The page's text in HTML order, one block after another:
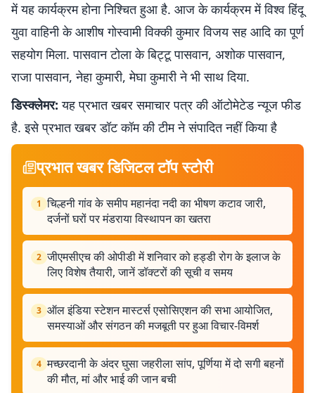
में यह कार्यक्रम होना निश्चित हुआ है. आज के कार्यक्रम में विश्व हिंदू
युवा वाहिनी के आशीष गोस्वामी विक्की कुमार विजय सह आदि का पूर्ण
सहयोग मिला. पासवान टोला के बिट्टू पासवान, अशोक पासवान,
राजा पासवान, नेहा कुमारी, मेघा कुमारी ने भी साथ दिया.
डिस्क्लेमर: यह प्रभात खबर समाचार पत्र की ऑटोमेटेड न्यूज फीड
है. इसे प्रभात खबर डॉट कॉम की टीम ने संपादित नहीं किया है
प्रभात खबर डिजिटल टॉप स्टोरी
1 चिल्हनी गांव के समीप महानंदा नदी का भीषण कटाव जारी,
दर्जनों घरों पर मंडराया विस्थापन का खतरा
2 जीएमसीएच की ओपीडी में शनिवार को हड्डी रोग के इलाज के
लिए विशेष तैयारी, जानें डॉक्टरों की सूची व समय
3 ऑल इंडिया स्टेशन मास्टर्स एसोसिएशन की सभा आयोजित,
समस्याओं और संगठन की मजबूती पर हुआ विचार-विमर्श
4 मच्छरदानी के अंदर घुसा जहरीला सांप, पूर्णिया में दो सगी बहनों
की मौत, मां और भाई की जान बची